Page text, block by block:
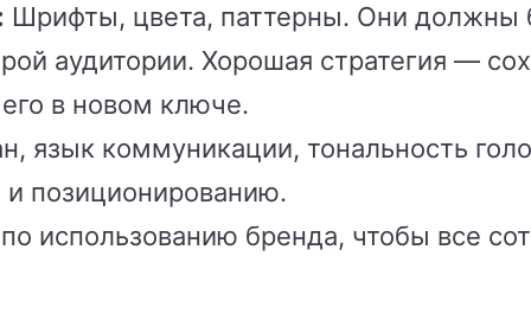
Шрифты, цвета, паттерны. Они
аудитории. Хорошая стратегия —
в новом ключе.
язык коммуникации, тональность
и позиционированию.
использованию бренда, чтобы все